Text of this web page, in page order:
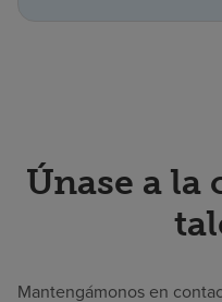
Únase a
Mantengámonos en